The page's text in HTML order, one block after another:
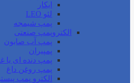
ایکار
لئو LEO
پمپ شیمجه
الکتروپمپ صنعتی
پمپ آب صابون
پمپیران
پمپ دنده ای
پمپ روغن داغ
الکترو پمپ